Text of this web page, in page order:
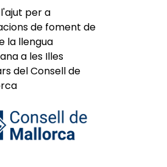
per a
de foment de
la llengua
a les Illes
del Consell de